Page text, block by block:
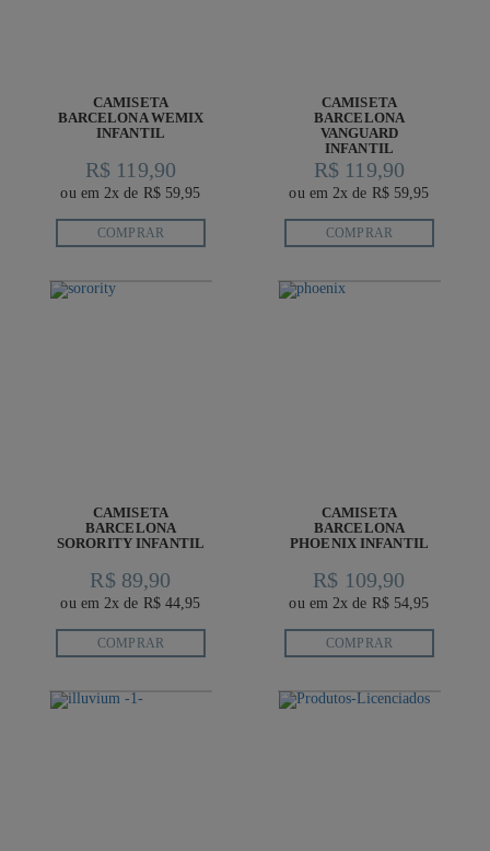
CAMISETA
BARCELONA WEMIX
INFANTIL
R$ 119,90
ou em 2x de R$ 59,95
COMPRAR
CAMISETA
BARCELONA
VANGUARD
INFANTIL
R$ 119,90
ou em 2x de R$ 59,95
COMPRAR
CAMISETA
BARCELONA
SORORITY INFANTIL
R$ 89,90
ou em 2x de R$ 44,95
COMPRAR
CAMISETA
BARCELONA
PHOENIX INFANTIL
R$ 109,90
ou em 2x de R$ 54,95
COMPRAR